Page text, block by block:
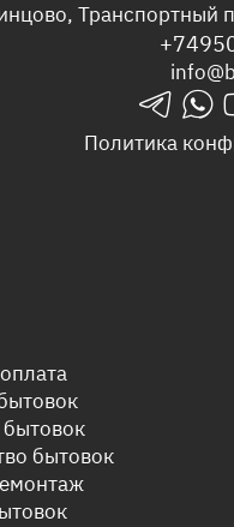
Транспортный
telegrams_in whatsapp_in
Политика
бытовок